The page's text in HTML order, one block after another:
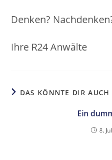
Denken?
Ihre R24 Anwälte
DAS KÖNNTE DIR AUCH
Ein
8.